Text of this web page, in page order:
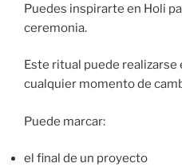
Puedes inspirarte en Holi
ceremonia.
Este ritual puede realizarse
cualquier momento de
Puede marcar:
el final de un proyecto